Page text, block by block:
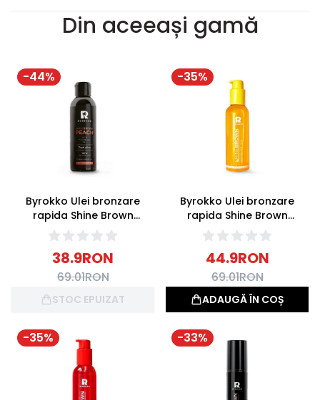
Din aceeași gamă
-44%
Byrokko Ulei bronzare
rapida Shine Brown
Tanning Oil Peach SPF6
150ml
38.9RON
69.01RON
STOC EPUIZAT
-35%
Byrokko Ulei bronzare
rapida Shine Brown
Tanning Oil Tropical 145ml
44.9RON
69.01RON
ADAUGĂ ÎN COȘ
-35% -33%